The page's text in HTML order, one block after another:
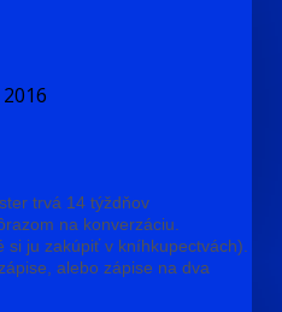
trvá 14 týždňov
na konverzáciu.
si ju zakúpiť v kníhkupectvách).
alebo zápise na dva